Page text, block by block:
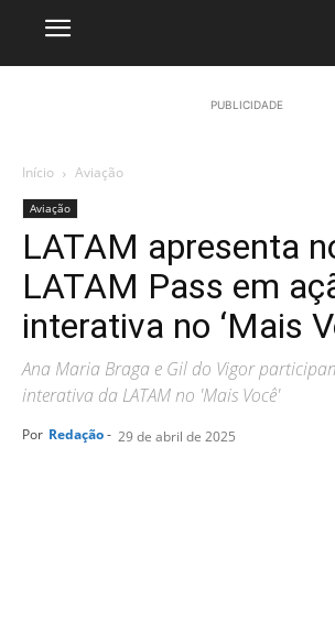
PUBLICIDADE
Início Aviação
Aviação
LATAM apresenta
LATAM Pass em
interativa no ‘Mais
Ana Maria Braga e Gil do Vigor
interativa da LATAM no 'Mais Você'
Por Redação- 29 de abril de 2025